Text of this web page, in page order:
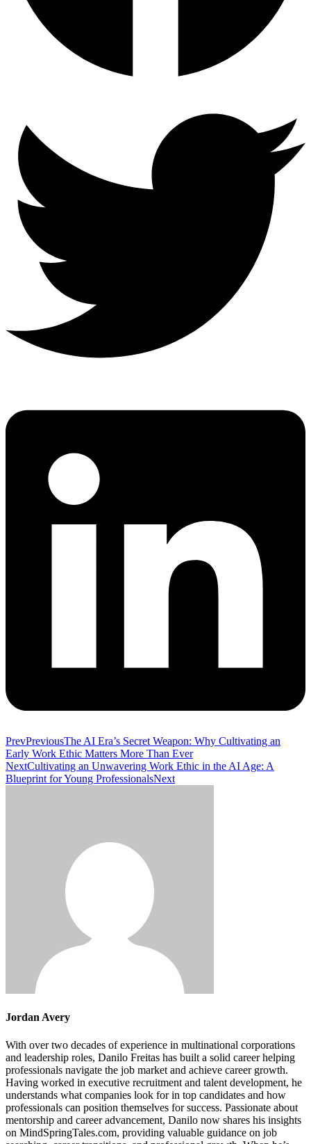
PrevPreviousThe AI Era’s Secret Weapon: Why Cultivating an
Early Work Ethic Matters More Than Ever
NextCultivating an Unwavering Work Ethic in the AI Age: A
Blueprint for Young ProfessionalsNext
Jordan Avery
With over two decades of experience in multinational corporations
and leadership roles, Danilo Freitas has built a solid career helping
professionals navigate the job market and achieve career growth.
Having worked in executive recruitment and talent development, he
understands what companies look for in top candidates and how
professionals can position themselves for success. Passionate about
mentorship and career advancement, Danilo now shares his insights
on MindSpringTales.com, providing valuable guidance on job